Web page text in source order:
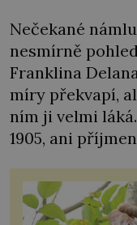
Nečekané
nesmírně
Franklina
míry překvapí,
ním ji velmi
1905, ani